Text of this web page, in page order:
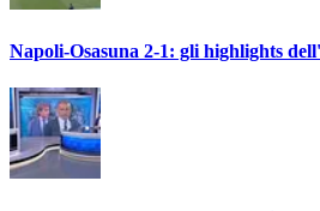
Napoli-Osasuna 2-1: gli highlights